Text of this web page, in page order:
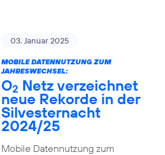
03. Januar 2025
MOBILE DATENNUTZUNG ZUM
JAHRESWECHSEL:
O2 Netz verzeichnet
neue Rekorde in der
Silvesternacht
2024/25
Mobile Datennutzung zum